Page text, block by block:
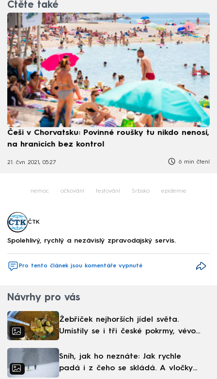
Čtěte také
Češi v Chorvatsku: Povinné roušky tu nikdo nenosí,
na hranicích bez kontrol
21. čvn 2021, 05:27 6 min čtení
nemoc očkování testování Srbsko epidemie
ČTK
Spolehlivý, rychlý a nezávislý zpravodajský servis.
Pro tento článek jsou komentáře vypnuté
Návrhy pro vás
Žebříček nejhorších jídel světa.
Umístily se i tři české pokrmy, vévodí
Sníh, jak ho neznáte: Jak rychle
padá i z čeho se skládá. A vločky